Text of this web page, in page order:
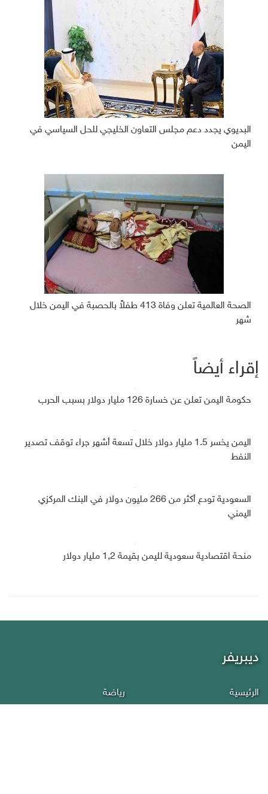
البديوي يجدد دعم مجلس التعاون الخليجي للحل السياسي في
اليمن
الصحة العالمية تعلن وفاة 413 طفلاً بالحصبة في اليمن خلال
شهر
إقراء أيضاً
حكومة اليمن تعلن عن خسارة 126 مليار دولار بسبب الحرب
اليمن يخسر 1.5 مليار دولار خلال تسعة أشهر جراء توقف تصدير
النفط
السعودية تودع أكثر من 266 مليون دولار في البنك المركزي
اليمني
منحة اقتصادية سعودية لليمن بقيمة 1,2 مليار دولار
ديبريفر
الرئيسية
رياضة